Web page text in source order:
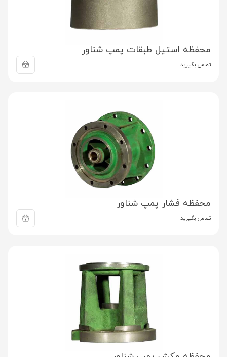
محفظه استیل طبقات پمپ شناور
تماس بگیرید
محفظه فشار پمپ شناور
تماس بگیرید